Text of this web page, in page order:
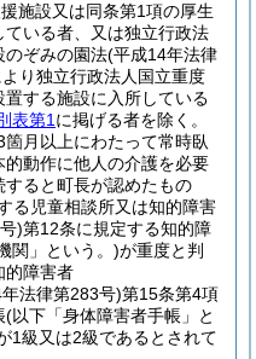
施設又は同条第1項の厚生
いる者、又は独立行政法
のぞみの園法(平成14年法律
り独立行政法人国立重度
する施設に入所している
表第1 に掲げる者を除く。
月以上にわたって常時臥
動作に他人の介護を必要
ると町長が認めたもの
る児童相談所又は知的障害
)第12条に規定する知的障
関」という。)が重度と判
的障害者
法律第283号)第15条第4項
(以下「身体障害者手帳」と
1級又は2級であるとされて